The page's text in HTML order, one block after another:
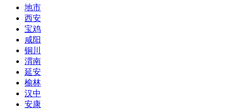
地市
西安
宝鸡
咸阳
铜川
渭南
延安
榆林
汉中
安康